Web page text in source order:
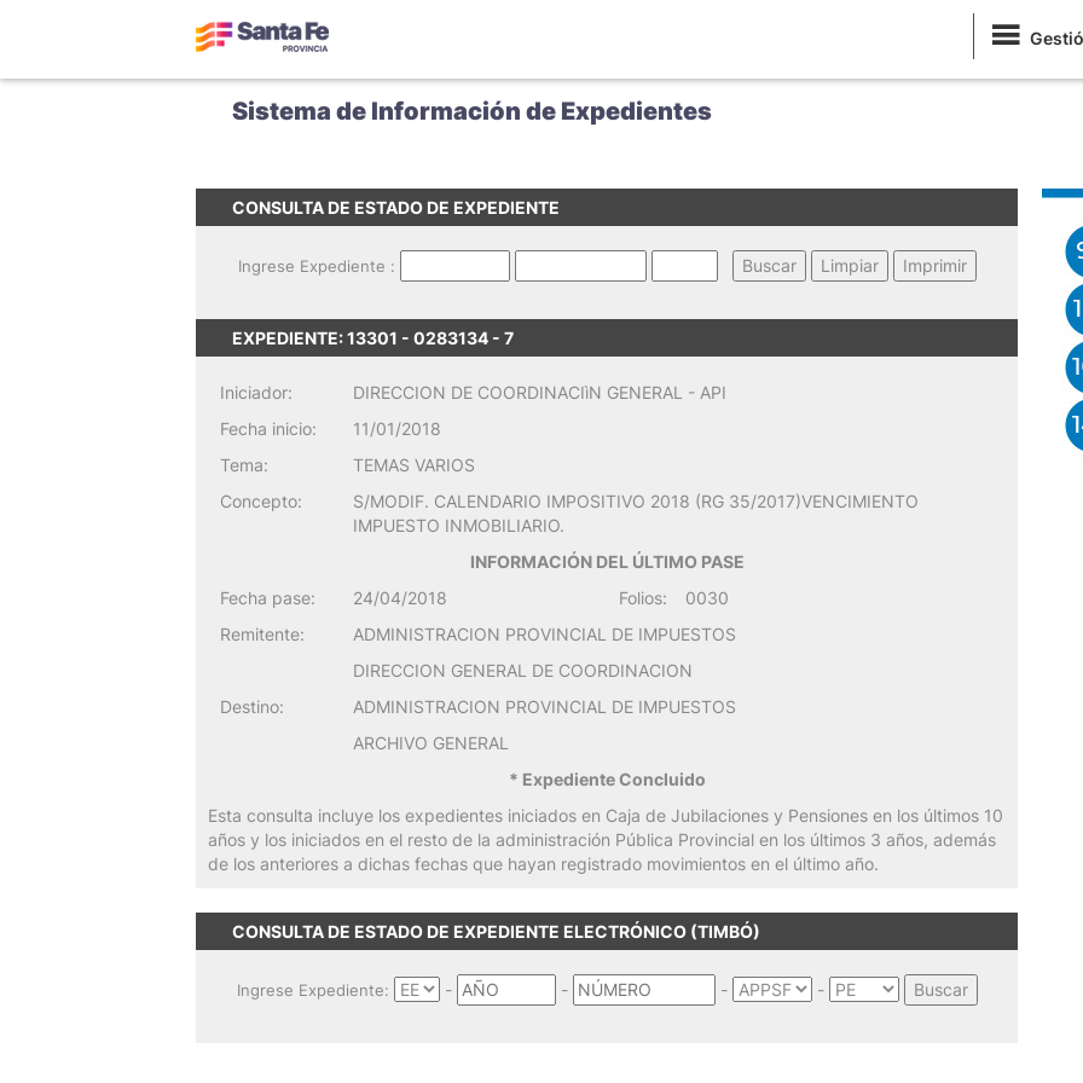
Sistema de Información de Expedientes
CONSULTA DE ESTADO DE EXPEDIENTE
Ingrese Expediente :
EXPEDIENTE: 13301 - 0283134 - 7
Iniciador:
DIRECCION DE COORDINACIìN GENERAL - API
Fecha inicio:
11/01/2018
Tema:
TEMAS VARIOS
Concepto:
S/MODIF. CALENDARIO IMPOSITIVO 2018 (RG 35/2017)VENCIMIENTO
IMPUESTO INMOBILIARIO.
INFORMACIÓN DEL ÚLTIMO PASE
Fecha pase:
24/04/2018 Folios:
0030
Remitente:
ADMINISTRACION PROVINCIAL DE IMPUESTOS
DIRECCION GENERAL DE COORDINACION
Destino:
ADMINISTRACION PROVINCIAL DE IMPUESTOS
ARCHIVO GENERAL
* Expediente Concluido
Esta consulta incluye los expedientes iniciados en Caja de Jubilaciones y Pensiones en los últimos 10
años y los iniciados en el resto de la administración Pública Provincial en los últimos 3 años, además
de los anteriores a dichas fechas que hayan registrado movimientos en el último año.
CONSULTA DE ESTADO DE EXPEDIENTE ELECTRÓNICO (TIMBÓ)
Ingrese Expediente: - - - -